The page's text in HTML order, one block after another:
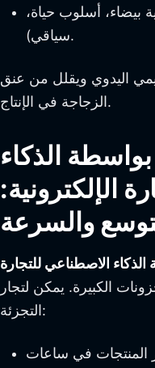
بيضاء، أسلوب حياة،
سياقي).
اليدوي ويقلل من عنق
الزجاجة في الإنتاج.
الذكاء
الإلكترونية:
والسرعة
الاصطناعي للتجارة
الكبيرة. يمكن لتجار
التجزئة: